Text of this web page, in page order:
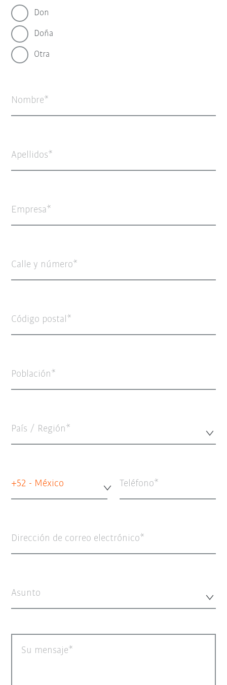
Don
Doña
Otra
Nombre
Apellidos
Empresa
Calle y número
Código postal
Población
País / Región*
+52 - México Teléfono
Dirección de correo electrónico
Asunto
Su mensaje